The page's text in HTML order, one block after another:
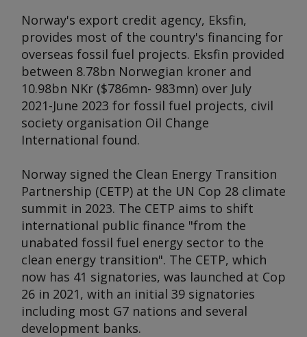
Norway's export credit agency, Eksfin,
provides most of the country's financing for
overseas fossil fuel projects. Eksfin provided
between 8.78bn Norwegian kroner and
10.98bn NKr ($786mn- 983mn) over July
2021-June 2023 for fossil fuel projects, civil
society organisation Oil Change
International found.
Norway signed the Clean Energy Transition
Partnership (CETP) at the UN Cop 28 climate
summit in 2023. The CETP aims to shift
international public finance "from the
unabated fossil fuel energy sector to the
clean energy transition". The CETP, which
now has 41 signatories, was launched at Cop
26 in 2021, with an initial 39 signatories
including most G7 nations and several
development banks.